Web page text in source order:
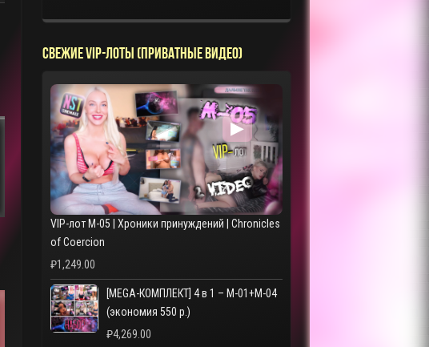
СВЕЖИЕ VIP-ЛОТЫ (ПРИВАТНЫЕ ВИДЕО)
▶
VIP-лот M-05 | Хроники принуждений | Chronicles
of Coercion
₽1,249.00
[MEGA-КОМПЛЕКТ] 4 в 1 – M-01+M-04
(экономия 550 р.)
₽4,269.00